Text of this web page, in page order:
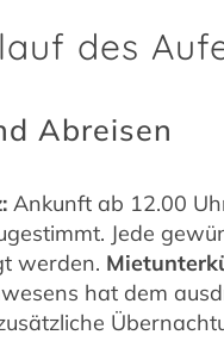
des
Abreisen
Ankunft ab 12.00
Jede
werden.
hat dem